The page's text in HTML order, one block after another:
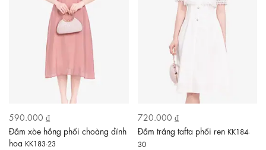
590.000 ₫
Đầm xòe hồng phối choàng đính
hoa KK183-23
720.000 ₫
Đầm trắng tafta phối ren KK184-
30